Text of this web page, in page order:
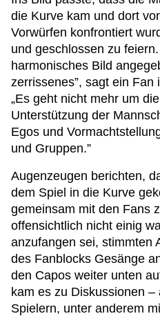
die Kurve kam und dort
Vorwürfen konfrontiert
und geschlossen zu
harmonisches Bild
zerrissenes”, sagt ein
„Es geht nicht mehr um
Unterstützung der
Egos und
und Gruppen.”
Augenzeugen berichten,
dem Spiel in die Kurve
gemeinsam mit den Fans
offensichtlich nicht einig
anzufangen sei, stimmten
des Fanblocks Gesänge
den Capos weiter unten
kam es zu Diskussionen
Spielern, unter anderem